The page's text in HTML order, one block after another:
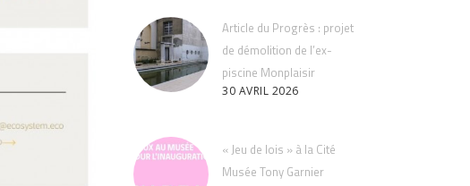
Article du Progrès : projet
de démolition de l’ex-
piscine Monplaisir
30 AVRIL 2026
« Jeu de lois » à la Cité
Musée Tony Garnier